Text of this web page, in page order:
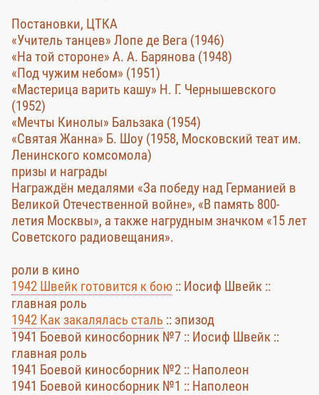
Постановки, ЦТКА
«Учитель танцев» Лопе де Вега (1946)
«На той стороне» А. А. Барянова (1948)
«Под чужим небом» (1951)
«Мастерица варить кашу» Н. Г. Чернышевского
(1952)
«Мечты Кинолы» Бальзака (1954)
«Святая Жанна» Б. Шоу (1958, Московский теат им.
Ленинского комсомола)
призы и награды
Награждён медалями «За победу над Германией в
Великой Отечественной войне», «В память 800-
летия Москвы», а также нагрудным значком «15 лет
Советского радиовещания».
роли в кино
1942 Швейк готовится к бою :: Иосиф Швейк ::
главная роль
1942 Как закалялась сталь :: эпизод
1941 Боевой киносборник №7 :: Иосиф Швейк ::
главная роль
1941 Боевой киносборник №2 :: Наполеон
1941 Боевой киносборник №1 :: Наполеон